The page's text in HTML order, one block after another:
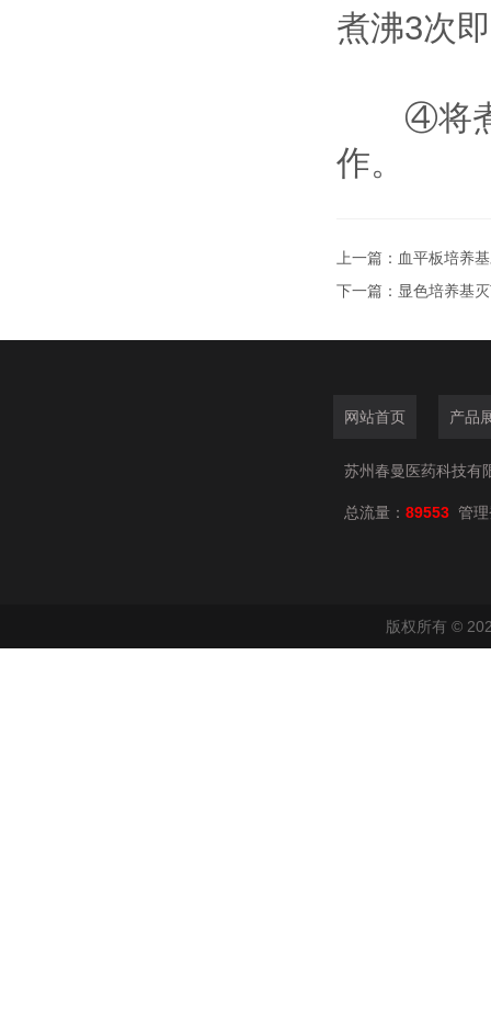
煮沸3次
④将煮
作。
上一篇： 血平板培养
下一篇： 显色培养基
网站首页 产品
苏州春曼医药科技有
总流量： 89553 管
版权所有 ©